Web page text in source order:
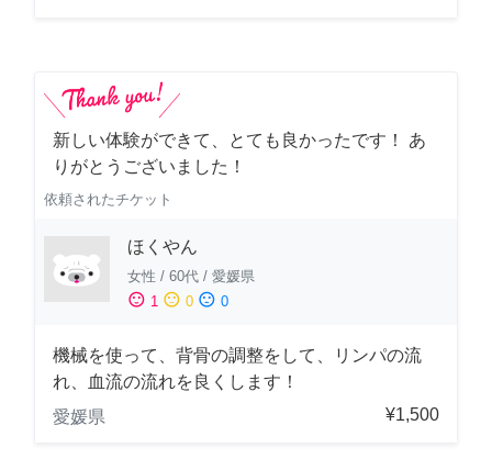
新しい体験ができて、とても良かったです！ あ
りがとうございました！
依頼されたチケット
ほくやん
女性 / 60代 / 愛媛県
sentiment_satisfied 1 sentiment_neutral 0 sentiment_dissatisfied 0
機械を使って、背骨の調整をして、リンパの流
れ、血流の流れを良くします！
愛媛県
¥1,500